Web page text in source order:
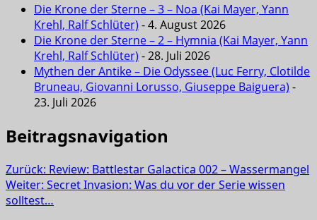
Die Krone der Sterne – 3 – Noa (Kai Mayer, Yann
Krehl, Ralf Schlüter) - 4. August 2026
Die Krone der Sterne – 2 – Hymnia (Kai Mayer, Yann
Krehl, Ralf Schlüter) - 28. Juli 2026
Mythen der Antike – Die Odyssee (Luc Ferry, Clotilde
Bruneau, Giovanni Lorusso, Giuseppe Baiguera) -
23. Juli 2026
Beitragsnavigation
Zurück: Review: Battlestar Galactica 002 – Wassermangel
Weiter: Secret Invasion: Was du vor der Serie wissen
solltest…